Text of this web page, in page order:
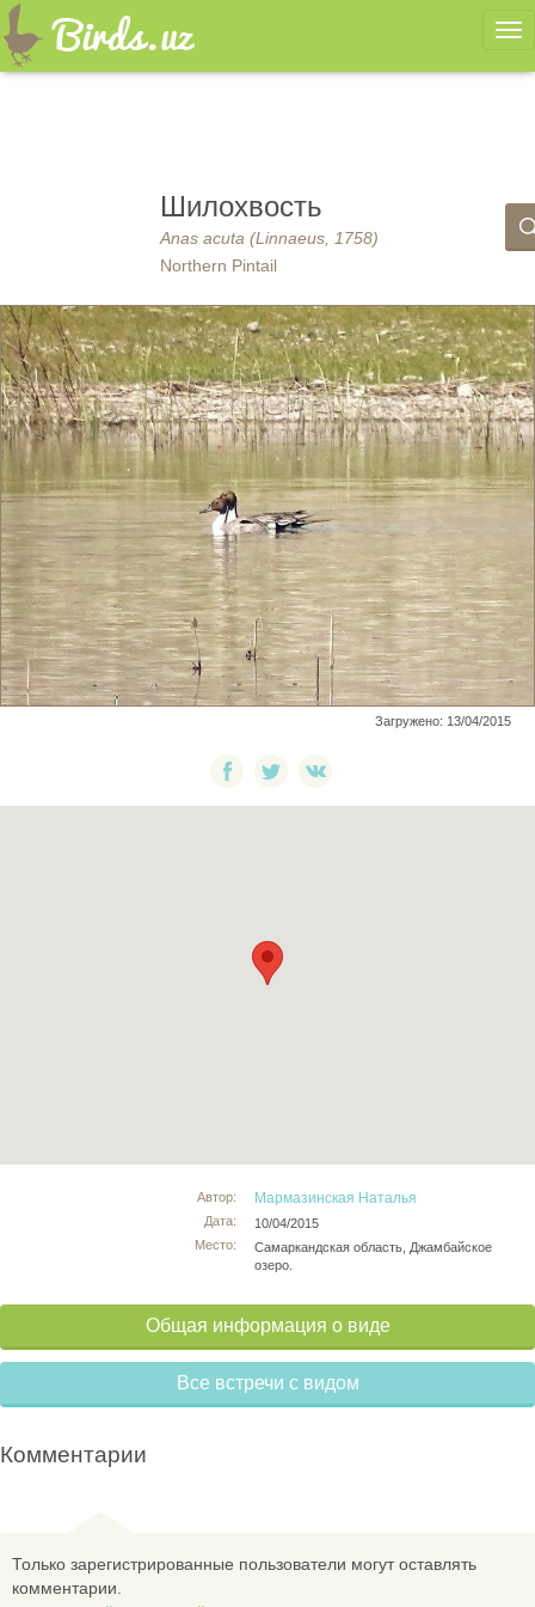
Шилохвость
Anas acuta (Linnaeus, 1758)
Northern Pintail
Загружено: 13/04/2015
Автор:
Дата:
Место:
Мармазинская Наталья
10/04/2015
Cамаркандская область, Джамбайское
озеро.
Общая информация о виде
Все встречи с видом
Комментарии
Только зарегистрированные пользователи могут оставлять
комментарии.